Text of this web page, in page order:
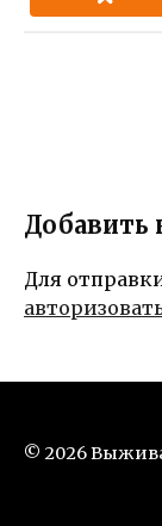
Добавить
Для
© 2026